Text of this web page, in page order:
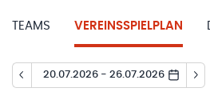
TEAMS VEREINSSPIELPLAN
20.07.2026 - 26.07.2026